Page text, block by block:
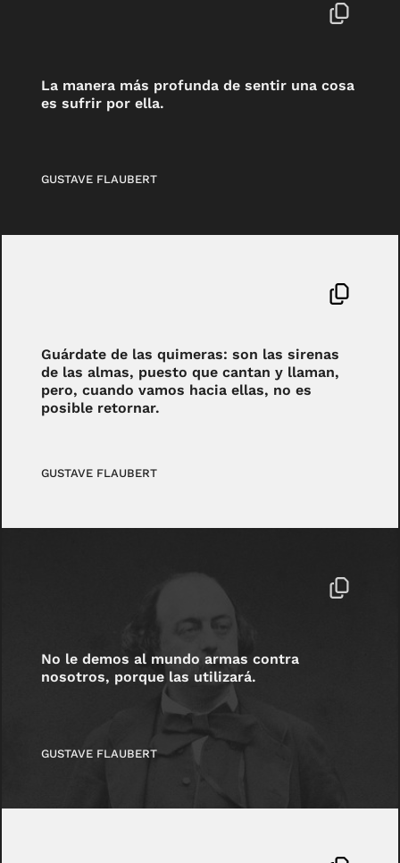
La manera más profunda de sentir una cosa
es sufrir por ella.
GUSTAVE FLAUBERT
Guárdate de las quimeras: son las sirenas
de las almas, puesto que cantan y llaman,
pero, cuando vamos hacia ellas, no es
posible retornar.
GUSTAVE FLAUBERT
No le demos al mundo armas contra
nosotros, porque las utilizará.
GUSTAVE FLAUBERT